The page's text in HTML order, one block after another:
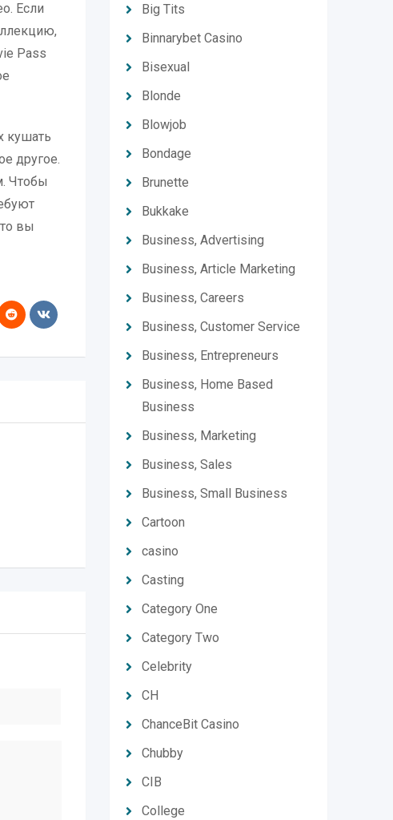
Если
Pass
кушать
другое.
Чтобы
вы
Big Tits
Binnarybet Casino
Bisexual
Blonde
Blowjob
Bondage
Brunette
Bukkake
Business, Advertising
Business, Article Marketing
Business, Careers
Business, Customer Service
Business, Entrepreneurs
Business, Home Based
Business
Business, Marketing
Business, Sales
Business, Small Business
Cartoon
casino
Casting
Category One
Category Two
Celebrity
CH
ChanceBit Casino
Chubby
CIB
College